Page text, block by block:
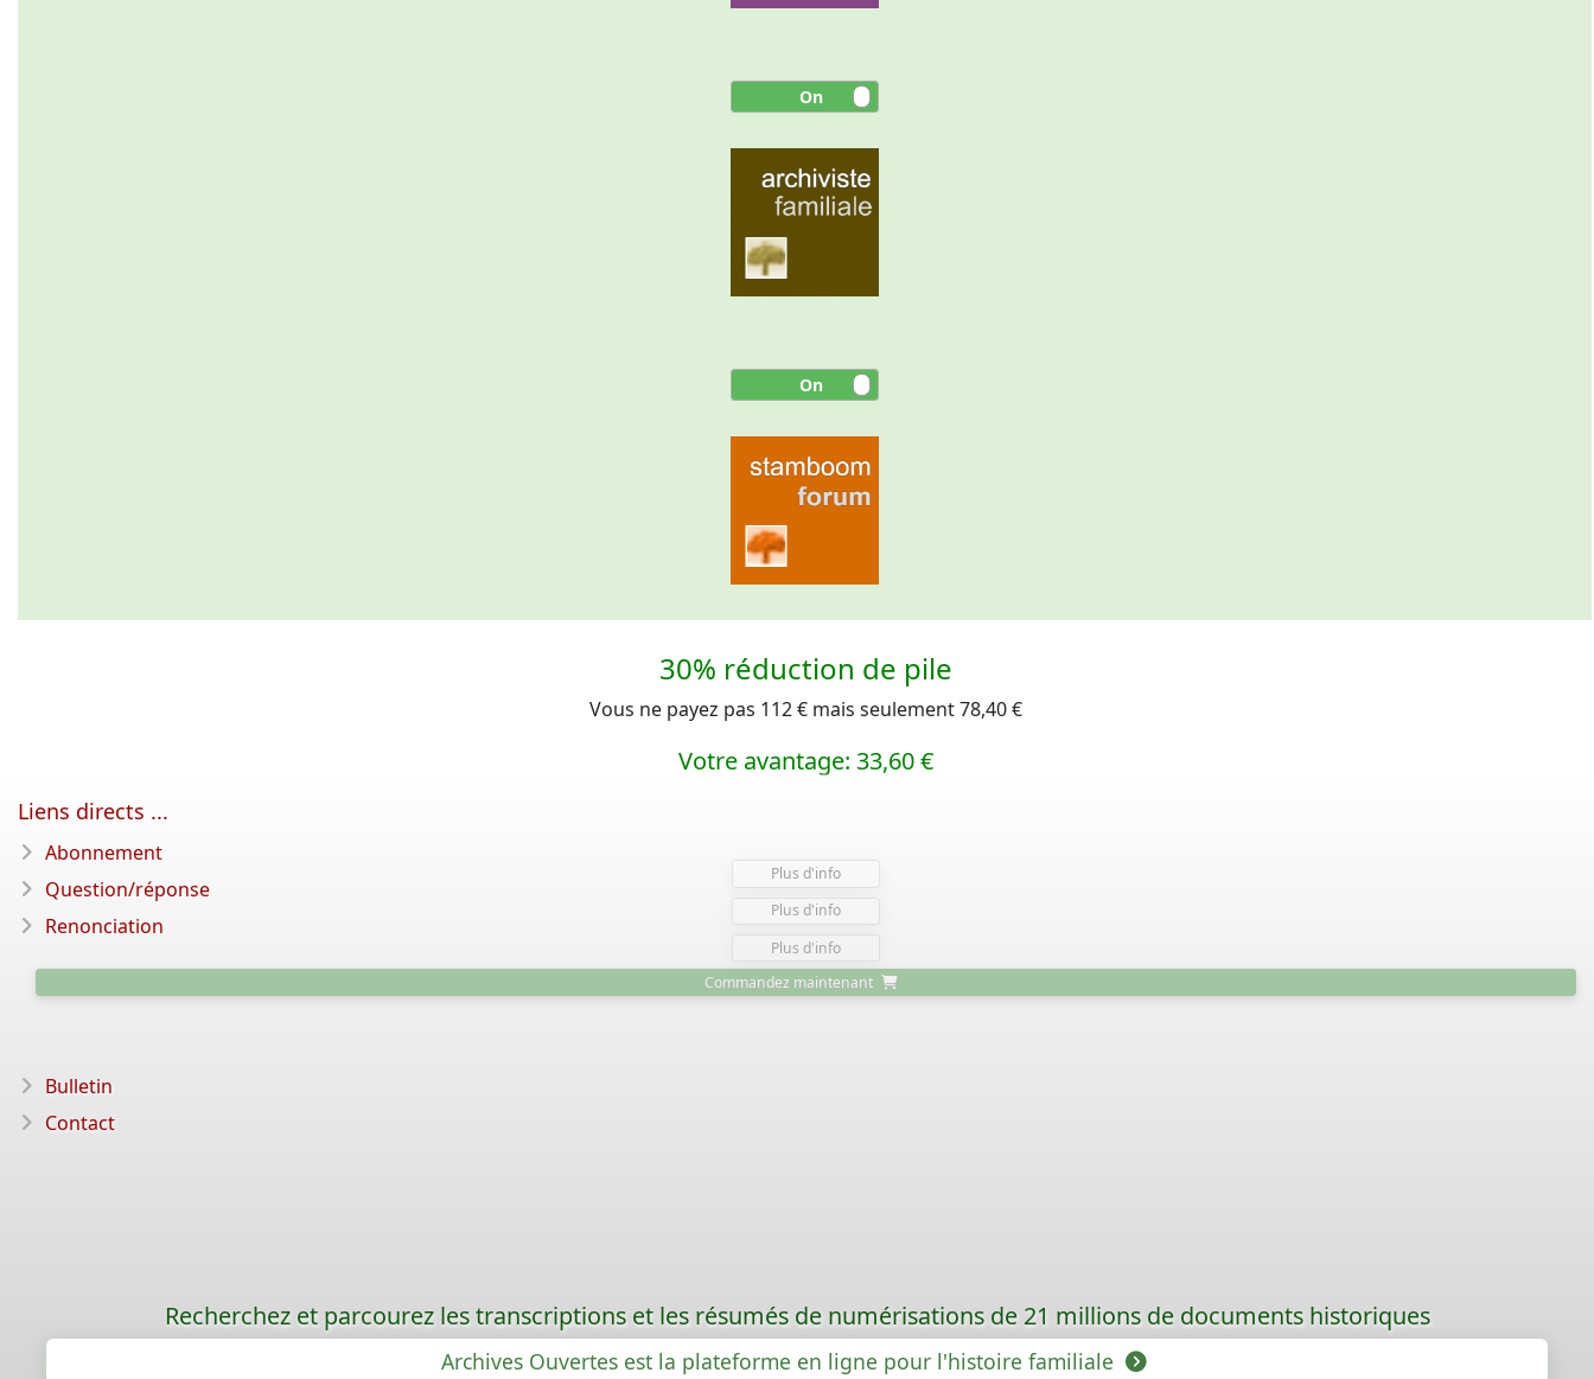
30% réduction de pile
Vous ne payez pas 112 € mais seulement 78,40 €
Votre avantage: 33,60 €
Plus d'info
Plus d'info
Plus d'info
Commandez maintenant
Liens directs ...
Abonnement
Question/réponse
Renonciation
Bulletin
Contact
Recherchez et parcourez les transcriptions et les résumés de numérisations de 21 millions de documents historiques
Archives Ouvertes est la plateforme en ligne pour l'histoire familiale